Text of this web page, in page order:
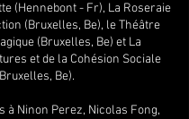
(Hennebont - Fr), La Roseraie
(Bruxelles, Be), le Théâtre
(Bruxelles, Be) et La
et de la Cohésion Sociale
Be).
à Ninon Perez, Nicolas Fong,